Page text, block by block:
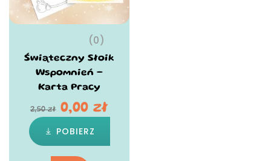
(0)
Świąteczny Słoik
Wspomnień –
Karta Pracy
2,50zł 0,00 zł
POBIERZ